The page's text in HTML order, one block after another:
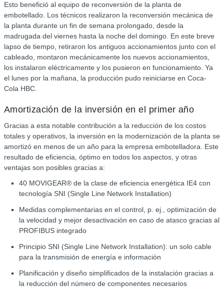
Esto benefició al equipo de reconversión de la planta de
embotellado. Los técnicos realizaron la reconversión mecánica de
la planta durante un fin de semana prolongado, desde la
madrugada del viernes hasta la noche del domingo. En este breve
lapso de tiempo, retiraron los antiguos accionamientos junto con el
cableado, montaron mecánicamente los nuevos accionamientos,
los instalaron eléctricamente y los pusieron en funcionamiento. Ya
el lunes por la mañana, la producción pudo reiniciarse en Coca-
Cola HBC.
Amortización de la inversión en el primer año
Gracias a esta notable contribución a la reducción de los costos
totales y operativos, la inversión en la modernización de la planta se
amortizó en menos de un año para la empresa embotelladora. Este
resultado de eficiencia, óptimo en todos los aspectos, y otras
ventajas son posibles gracias a:
40 MOVIGEAR® de la clase de eficiencia energética IE4 con
tecnología SNI (Single Line Network Installation)
Medidas complementarias en el control, p. ej., optimización de
la velocidad y mejor desactivación en caso de atasco gracias al
PROFIBUS integrado
Principio SNI (Single Line Network Installation): un solo cable
para la transmisión de energía e información
Planificación y diseño simplificados de la instalación gracias a
la reducción del número de componentes necesarios